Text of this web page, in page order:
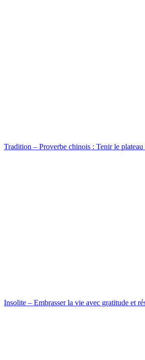
Tradition – Proverbe chinois : Tenir le plateau
Insolite – Embrasser la vie avec gratitude et